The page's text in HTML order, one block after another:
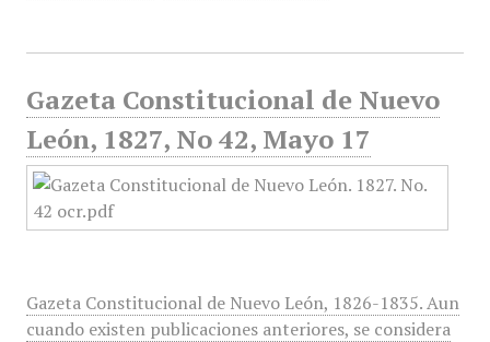
Gazeta Constitucional de Nuevo
León, 1827, No 42, Mayo 17
Gazeta Constitucional de Nuevo León, 1826-1835. Aun
cuando existen publicaciones anteriores, se considera